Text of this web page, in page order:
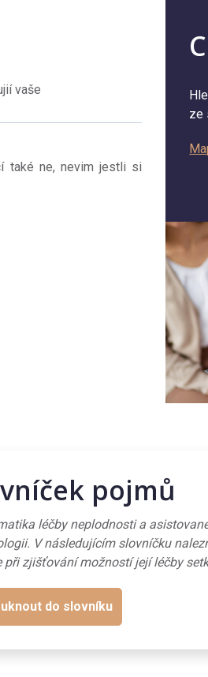
vaše
také ne, nevim jestli si
ze
pojmů
léčby neplodnosti a
V následujícím slovníčku
při zjišťování možností její léčby
do slovníku